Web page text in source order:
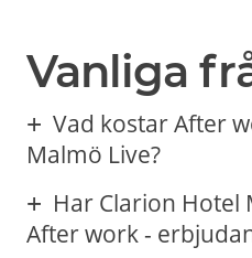
Vanliga
Vad kostar After
Malmö Live?
Har Clarion Hotel
After work -